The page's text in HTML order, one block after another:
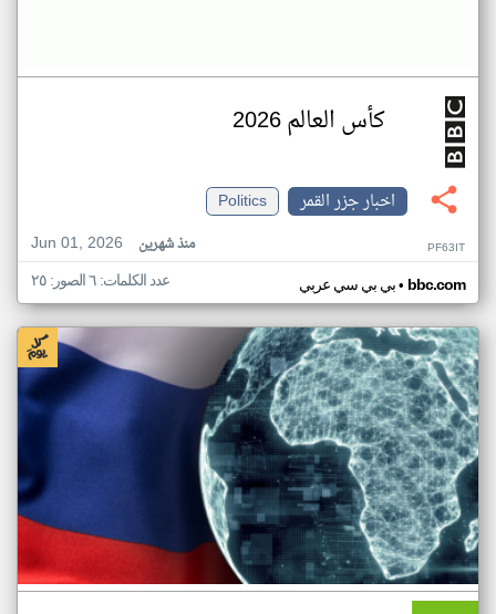
كأس العالم 2026
اخبار جزر القمر
Politics
Jun 01, 2026
منذ شهرين PF63IT
بي بي سي عربي• bbc.com عدد الكلمات: ٦ الصور: ٢٥